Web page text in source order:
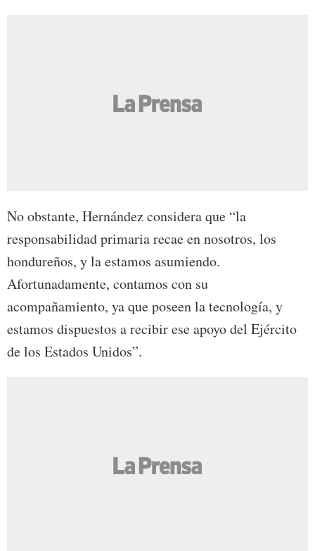
No obstante, Hernández considera que “la
responsabilidad primaria recae en nosotros, los
hondureños, y la estamos asumiendo.
Afortunadamente, contamos con su
acompañamiento, ya que poseen la tecnología, y
estamos dispuestos a recibir ese apoyo del Ejército
de los Estados Unidos”.